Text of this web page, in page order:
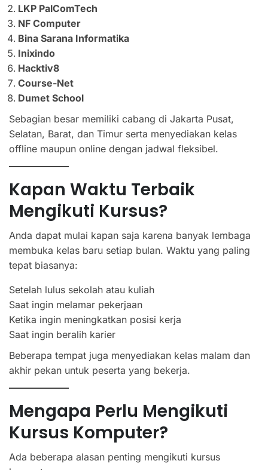
LKP PalComTech
NF Computer
Bina Sarana Informatika
Inixindo
Hacktiv8
Course-Net
Dumet School
Sebagian besar memiliki cabang di Jakarta Pusat,
Selatan, Barat, dan Timur serta menyediakan kelas
offline maupun online dengan jadwal fleksibel.
Kapan Waktu Terbaik
Mengikuti Kursus?
Anda dapat mulai kapan saja karena banyak lembaga
membuka kelas baru setiap bulan. Waktu yang paling
tepat biasanya:
Setelah lulus sekolah atau kuliah
Saat ingin melamar pekerjaan
Ketika ingin meningkatkan posisi kerja
Saat ingin beralih karier
Beberapa tempat juga menyediakan kelas malam dan
akhir pekan untuk peserta yang bekerja.
Mengapa Perlu Mengikuti
Kursus Komputer?
Ada beberapa alasan penting mengikuti kursus